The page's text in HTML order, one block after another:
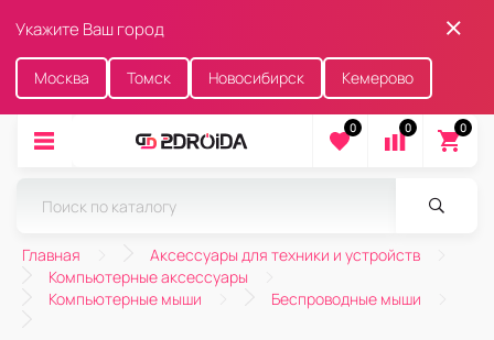
Укажите Ваш город
Москва Томск Новосибирск Кемерово
0 0 0
Главная
Аксессуары для техники и устройств
Компьютерные аксессуары
Компьютерные мыши
Беспроводные мыши